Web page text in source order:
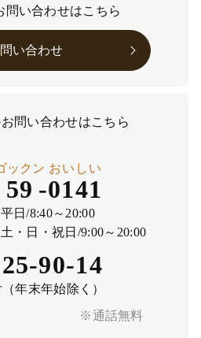
問い合わせはこちら
い合わせ
問い合わせはこちら
※通話無料
59
ックン
-0141
おいしい
平日/8:40～20:00
土・日・祝日/9:00～20:00
90-14
年末年始除く）